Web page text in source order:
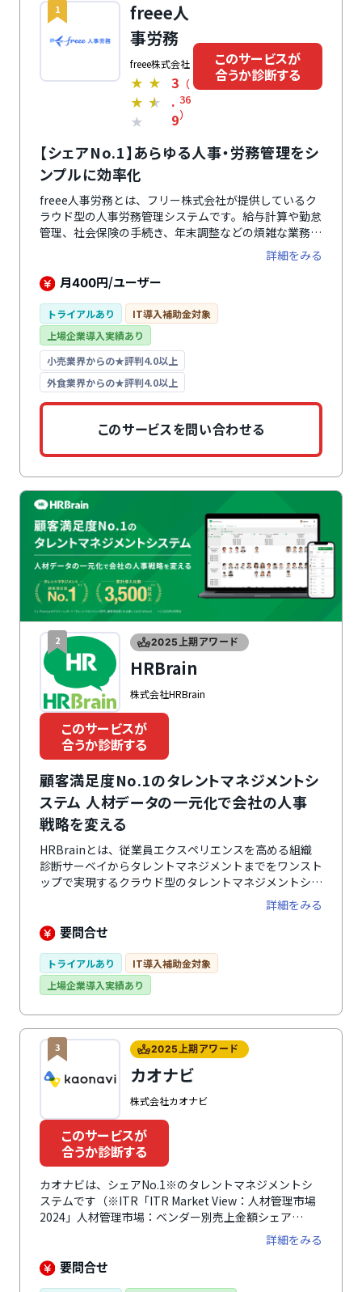
1
freee人
事労務
freee株式会社
★ ★
★ ★
★
3
.
9
（
36
）
このサービスが
合うか診断する
【シェアNo.1】あらゆる人事・労務管理をシ
ンプルに効率化
freee人事労務とは、フリー株式会社が提供しているク
ラウド型の人事労務管理システムです。給与計算や勤怠
管理、社会保険の手続き、年末調整などの煩雑な業務を
一元管理でき、バックオフィス業務の負担を軽減しま
す。2017年には、経済産業省後援の「第2回HRテクノ
ロジー大賞」の労務・福利厚生サービス部門で優秀賞を
詳細をみる
月400円/ユーザー
トライアルあり
IT導入補助金対象
上場企業導入実績あり
小売業界からの★評判4.0以上
外食業界からの★評判4.0以上
このサービスを問い合わせる
2 2025上期アワード
HRBrain
株式会社HRBrain
このサービスが
合うか診断する
顧客満足度No.1のタレントマネジメントシ
ステム 人材データの一元化で会社の人事
戦略を変える
HRBrainとは、従業員エクスペリエンスを高める組織
診断サーベイからタレントマネジメントまでをワンスト
ップで実現するクラウド型のタレントマネジメントシス
テムです。社員の人事評価データや資格・スキル情報な
ど、あらゆる人材データを一元管理することで、業務の
効率化やデータ分析・活用が可能になります。UI・UX
使えるのが特徴。サポート体制も手厚く、企業ごとに専
任のカスタマーサクセス担当者がつき、導入時の初期設
定から導入後の運用までサポートします。タレントマネ
ジメントや人事評価制度構築における課題もスムーズに
解決しながら運用できます。料金プランは自社の状況に
合わせて選択可能です。
詳細をみる
要問合せ
トライアルあり
IT導入補助金対象
上場企業導入実績あり
3 2025上期アワード
カオナビ
株式会社カオナビ
このサービスが
合うか診断する
カオナビは、シェアNo.1※のタレントマネジメントシ
ステムです（※ITR「ITR Market View：人材管理市場
2024」人材管理市場：ベンダー別売上金額シェア
（2015～2022年度）、SaaS型人材管理市場：ベンダー
別売上金額シェア（2015～2022年度））。あらゆる人
材情報を一元化・可視化して分析し、社員の個性・才能
詳細をみる
要問合せ